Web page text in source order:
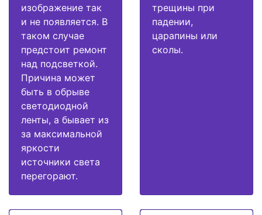
изображение так
и не появляется. В
таком случае
предстоит ремонт
над подсветкой.
Причина может
быть в обрыве
светодиодной
ленты, а бывает из
за максимальной
яркости
источники света
перегорают.
трещины при
падении,
царапины или
сколы.